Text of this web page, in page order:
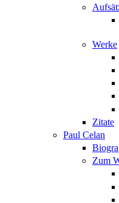
Werke
Zitate
Paul Celan
Zum